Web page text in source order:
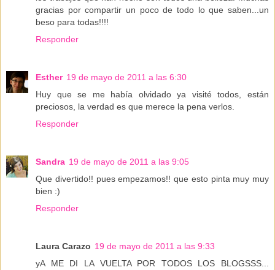
gracias por compartir un poco de todo lo que saben...un
beso para todas!!!!
Responder
Esther 19 de mayo de 2011 a las 6:30
Huy que se me había olvidado ya visité todos, están
preciosos, la verdad es que merece la pena verlos.
Responder
Sandra 19 de mayo de 2011 a las 9:05
Que divertido!! pues empezamos!! que esto pinta muy muy
bien :)
Responder
Laura Carazo 19 de mayo de 2011 a las 9:33
yA ME DI LA VUELTA POR TODOS LOS BLOGSSS...